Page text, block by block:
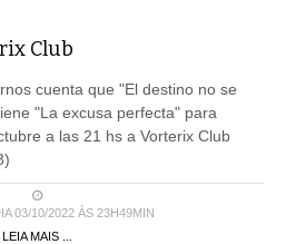
Club
cuenta que "El destino no se
"La excusa perfecta" para
a las 21 hs a Vorterix Club
03/10/2022 ÀS 23H49MIN
LEIA MAIS ...